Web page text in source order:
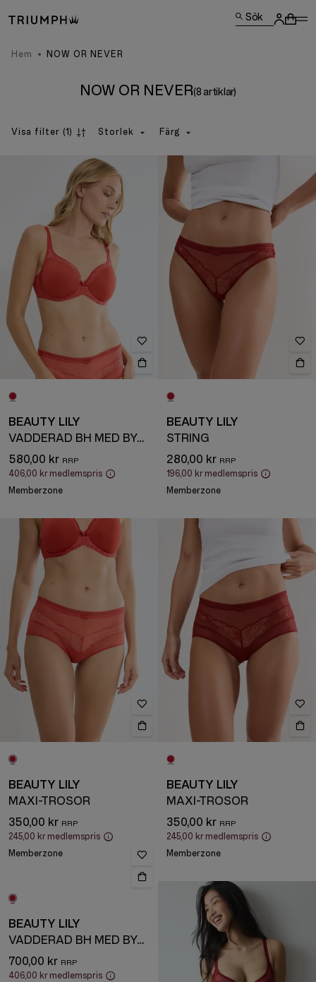
Sök
Hem NOW OR NEVER
NOW OR NEVER(8 artiklar)
Visa filter (1) Storlek Färg
BEAUTY LILY
VADDERAD BH MED BYGEL
580,00 kr
406,00 kr medlemspris
Memberzone
BEAUTY LILY
STRING
280,00 kr
196,00 kr medlemspris
Memberzone
BEAUTY LILY
MAXI-TROSOR
350,00 kr
245,00 kr medlemspris
Memberzone
BEAUTY LILY
MAXI-TROSOR
350,00 kr
245,00 kr medlemspris
Memberzone
BEAUTY LILY
VADDERAD BH MED BYGEL
700,00 kr
406,00 kr medlemspris